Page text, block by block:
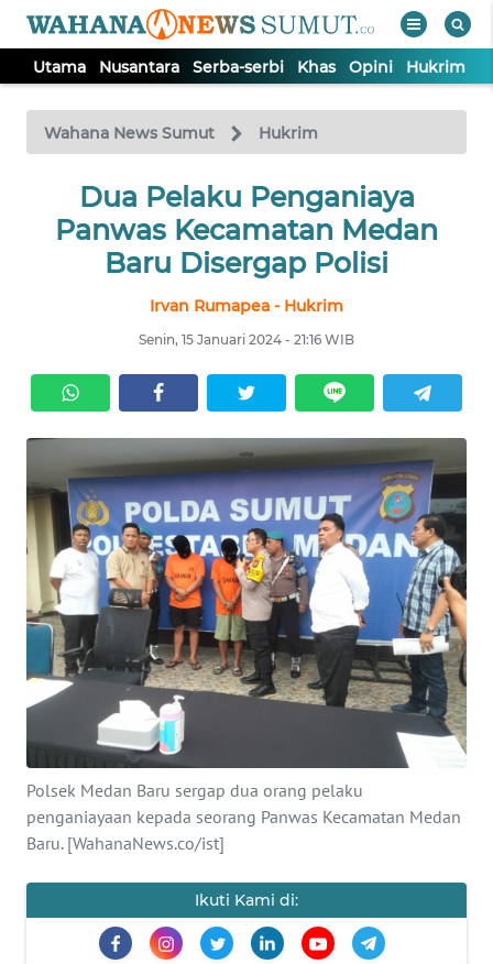
Utama Nusantara Serba-serbi Khas Opini Hukrim
Wahana News Sumut Hukrim
Dua Pelaku Penganiaya
Panwas Kecamatan Medan
Baru Disergap Polisi
Irvan Rumapea - Hukrim
Senin, 15 Januari 2024 - 21:16 WIB
Polsek Medan Baru sergap dua orang pelaku
penganiayaan kepada seorang Panwas Kecamatan Medan
Baru. [WahanaNews.co/ist]
Ikuti Kami di:
TV
Tutup
UTAMA
NUSANTARA
KHAS
OPINI
HUKRIM
PERISTIWA
Informasi
INDEKS
KAMI
IKLAN